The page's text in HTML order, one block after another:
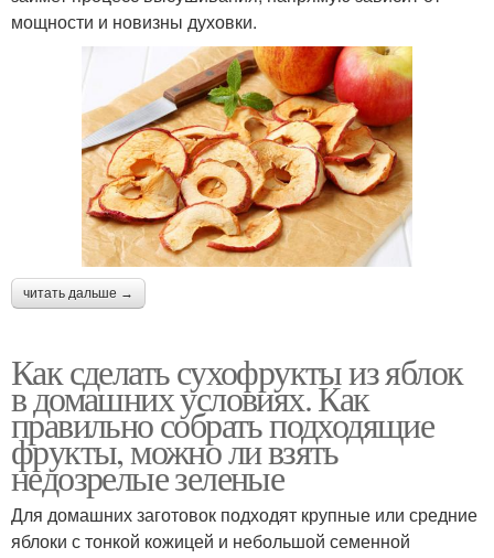
мощности и новизны духовки.
читать дальше →
Как сделать сухофрукты из яблок
в домашних условиях. Как
правильно собрать подходящие
фрукты, можно ли взять
недозрелые зеленые
Для домашних заготовок подходят крупные или средние
яблоки с тонкой кожицей и небольшой семенной